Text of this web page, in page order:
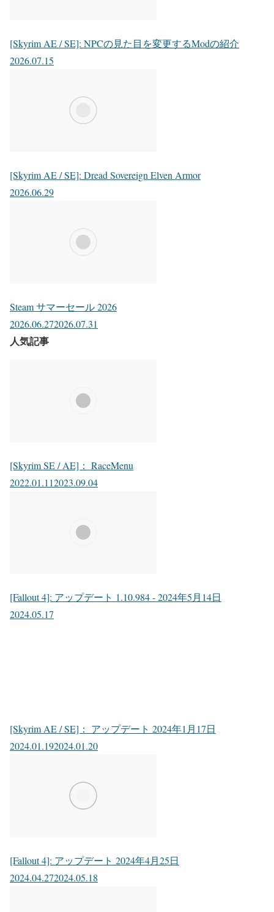
[Skyrim AE / SE]: NPCの見た目を変更するModの紹介
2026.07.15
[Skyrim AE / SE]: Dread Sovereign Elven Armor
2026.06.29
Steam サマーセール 2026
2026.06.272026.07.31
人気記事
[Skyrim SE / AE]： RaceMenu
2022.01.112023.09.04
[Fallout 4]: アップデート 1.10.984 - 2024年5月14日
2024.05.17
[Skyrim AE / SE]： アップデート 2024年1月17日
2024.01.192024.01.20
[Fallout 4]: アップデート 2024年4月25日
2024.04.272024.05.18